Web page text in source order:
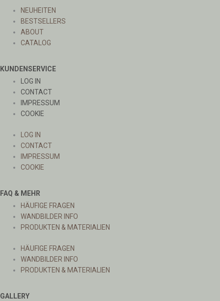
NEUHEITEN
BESTSELLERS
ABOUT
CATALOG
KUNDENSERVICE
LOG IN
CONTACT
IMPRESSUM
COOKIE
LOG IN
CONTACT
IMPRESSUM
COOKIE
FAQ & MEHR
HÄUFIGE FRAGEN
WANDBILDER INFO
PRODUKTEN & MATERIALIEN
HÄUFIGE FRAGEN
WANDBILDER INFO
PRODUKTEN & MATERIALIEN
GALLERY